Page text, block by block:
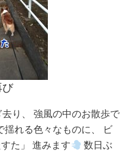
去り、 強風の中のお散歩で
れる色々なものに、 ビ
た」 進みます
数日ぶ